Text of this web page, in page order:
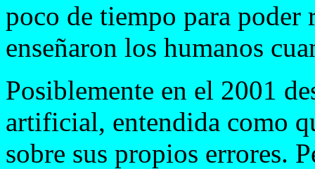
poco de tiempo para
enseñaron los humanos
Posiblemente en el 2001
artificial, entendida como
sobre sus propios errores.